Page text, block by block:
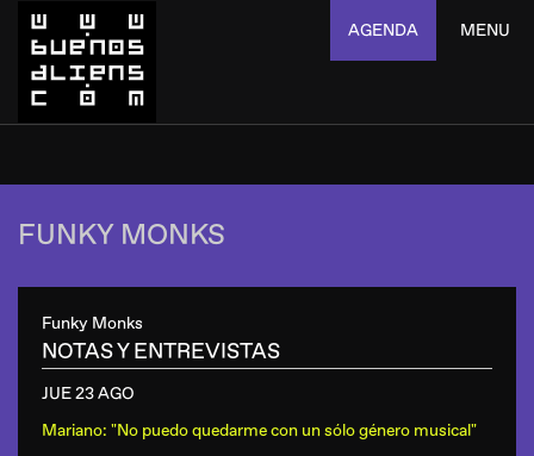
AGENDA MENU
FUNKY MONKS
Funky Monks
NOTAS Y ENTREVISTAS
JUE 23 AGO
Mariano: "No puedo quedarme con un sólo género musical"